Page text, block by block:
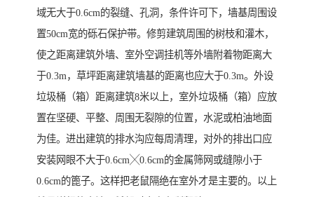
域无大于0.6cm的裂缝、孔洞，条件许可下，墙基周围设
置50cm宽的砾石保护带。修剪建筑周围的树枝和灌木，
使之距离建筑外墙、室外空调挂机等外墙附着物距离大
于0.3m，草坪距离建筑墙基的距离也应大于0.3m。外设
垃圾桶（箱）距离建筑8米以上，室外垃圾桶（箱）应放
置在坚硬、平整、周围无裂隙的位置，水泥或柏油地面
为佳。进出建筑的排水沟应每周清理，对外的排出口应
安装网眼不大于0.6cm╳0.6cm的金属筛网或缝隙小于
0.6cm的篦子。这样把老鼠隔绝在室外才是主要的。以上